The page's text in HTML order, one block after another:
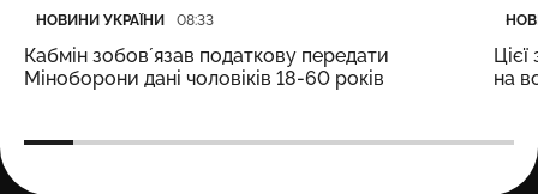
Категорія
НОВИНИ УКРАЇНИ
Дата публікації 08:33
Кабмін зобовʼязав податкову передати
Міноборони дані чоловіків 18-60 років
на